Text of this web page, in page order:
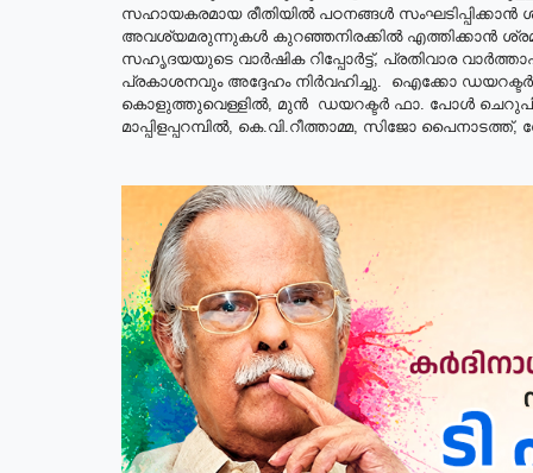
സഹായകരമായ രീതിയിൽ പഠനങ്ങൾ
അവശ്യമരുന്നുകൾ കുറഞ്ഞനിരക്കിൽ എത്തിക്കാൻ
സഹൃദയയുടെ വാർഷിക റിപ്പോർട്ട്, പ്രതിവാര
പ്രകാശനവും അദ്ദേഹം നിർവഹിച്ചു. ഐക്കോ
കൊളുത്തുവെള്ളിൽ, മുൻ ഡയറക്ടർ ഫാ. പോൾ
മാപ്പിളപ്പറമ്പിൽ, കെ.വി.റീത്താമ്മ, സിജോ